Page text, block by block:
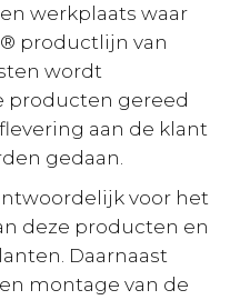
werkplaats waar
productlijn van
wordt
producten gereed
aan de klant
gedaan.
voor het
deze producten en
Daarnaast
montage van de